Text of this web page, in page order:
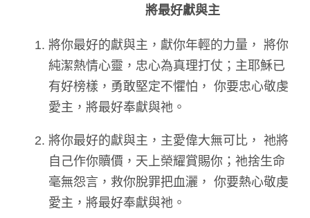
將最好獻與主
將你最好的獻與主，獻你年輕的力量， 將你
純潔熱情心靈，忠心為真理打仗；主耶穌已
有好榜樣，勇敢堅定不懼怕， 你要忠心敬虔
愛主，將最好奉獻與祂。
將你最好的獻與主，主愛偉大無可比， 祂將
自己作你贖價，天上榮耀賞賜你；祂捨生命
毫無怨言，救你脫罪把血灑， 你要熱心敬虔
愛主，將最好奉獻與祂。